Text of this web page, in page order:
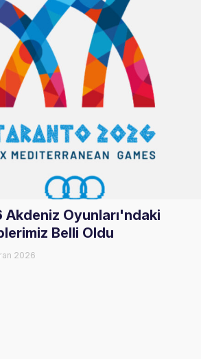
Akdeniz Oyunları'ndaki
Belli Oldu
2026